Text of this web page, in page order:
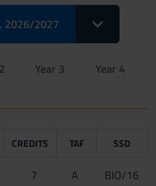
2026/2027
Toggle
Year 3 Year 4
CREDITS TAF SSD
7 A BIO/16